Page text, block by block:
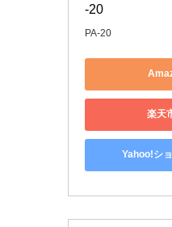
-20
PA-20
楽天
Yahoo!シ